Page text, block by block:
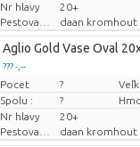
Nr hlavy
20+
daan kromhout
Aglio Gold Vase Oval
??? -,--
Cena za kus
Pocet ?
Spolu :
?
Nr hlavy
20+
daan kromhout